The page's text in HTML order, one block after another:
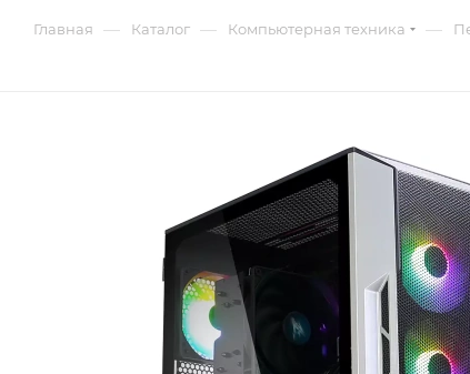
Главная — Каталог — Компьютерная техника —